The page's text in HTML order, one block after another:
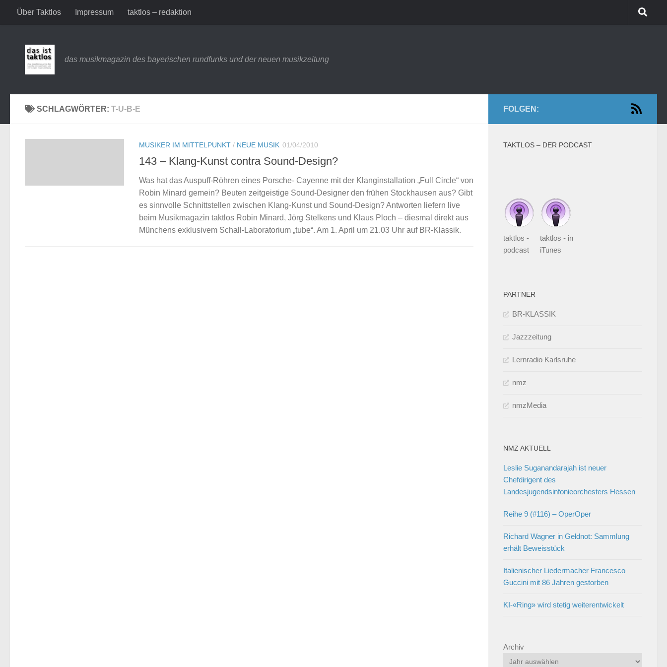
Zum Inhalt springen
Über Taktlos Impressum taktlos – redaktion
das musikmagazin des bayerischen rundfunks und der neuen musikzeitung
SCHLAGWÖRTER: T-U-B-E
MUSIKER IM MITTELPUNKT / NEUE MUSIK 01/04/2010
143 – Klang-Kunst contra Sound-Design?
Was hat das Auspuff-Röhren eines Porsche- Cayenne mit der Klanginstallation „Full Circle“ von
Robin Minard gemein? Beuten zeitgeistige Sound-Designer den frühen Stockhausen aus? Gibt
es sinnvolle Schnittstellen zwischen Klang-Kunst und Sound-Design? Antworten liefern live
beim Musikmagazin taktlos Robin Minard, Jörg Stelkens und Klaus Ploch – diesmal direkt aus
Münchens exklusivem Schall-Laboratorium „tube“. Am 1. April um 21.03 Uhr auf BR-Klassik.
FOLGEN:
TAKTLOS – DER PODCAST
taktlos -
podcast
taktlos - in
iTunes
PARTNER
BR-KLASSIK
Jazzzeitung
Lernradio Karlsruhe
nmz
nmzMedia
NMZ AKTUELL
Leslie Suganandarajah ist neuer
Chefdirigent des
Landesjugendsinfonieorchesters Hessen
Reihe 9 (#116) – OperOper
Richard Wagner in Geldnot: Sammlung
erhält Beweisstück
Italienischer Liedermacher Francesco
Guccini mit 86 Jahren gestorben
KI-«Ring» wird stetig weiterentwickelt
Archiv